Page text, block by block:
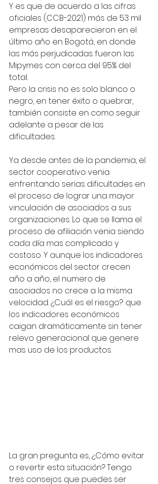
Y es que de acuerdo a las cifras
oficiales (CCB-2021) más de 53 mil
empresas desaparecieron en el
último año en Bogotá, en donde
las más perjudicadas fueron las
Mipymes con cerca del 95% del
total.
Pero la crisis no es solo blanco o
negro, en tener éxito o quebrar,
también consiste en como seguir
adelante a pesar de las
dificultades.
Ya desde antes de la pandemia, el
sector cooperativo venia
enfrentando serias dificultades en
el proceso de lograr una mayor
vinculación de asociados a sus
organizaciones. Lo que se llama el
proceso de afiliación venia siendo
cada día mas complicado y
costoso. Y aunque los indicadores
económicos del sector crecen
año a año, el numero de
asociados no crece a la misma
velocidad. ¿Cuál es el riesgo?: que
los indicadores económicos
caigan dramáticamente sin tener
relevo generacional que genere
mas uso de los productos.
La gran pregunta es, ¿Cómo evitar
o revertir esta situación? Tengo
tres consejos que puedes ser